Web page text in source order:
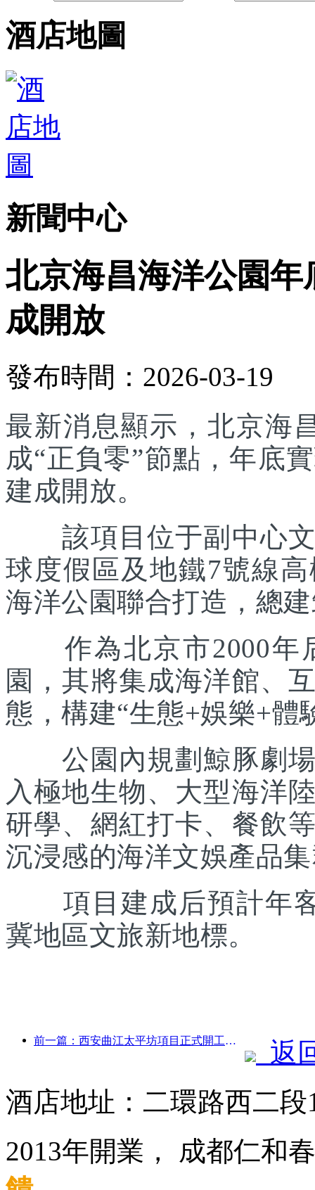
酒店地圖
新聞中心
北京海昌海洋公園年
成開放
發布時間：2026-03-19
最新消息顯示，北京海
成“正負零”節點，年底
建成開放。
該項目位于副中心文
球度假區及地鐵7號線
海洋公園聯合打造，總
作為北京市2000年
園，其將集成海洋館、
態，構建“生態+娛樂+體
公園內規劃鯨豚劇場
入極地生物、大型海洋
研學、網紅打卡、餐飲
沉浸感的海洋文娛產品
項目建成后預計年客
冀地區文旅新地標。
前一篇：西安曲江太平坊項目正式開工，總建面13.7萬方
返
酒店地址：二環路西二
2013年開業， 成都仁